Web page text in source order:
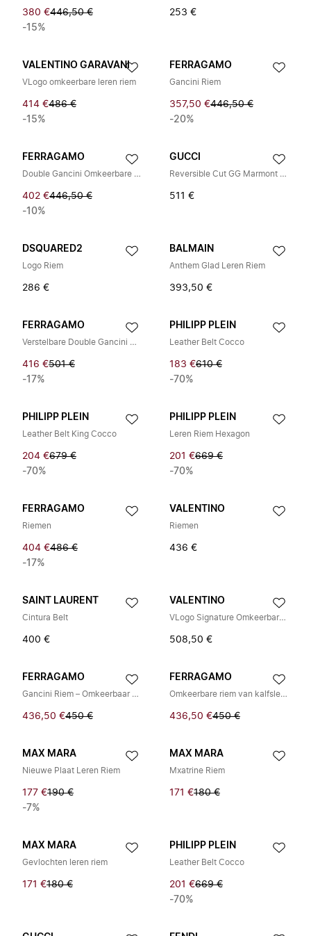
380 €446,50 €
-15%
253 €
VALENTINO GARAVANI
VLogo omkeerbare leren riem
414 €486 €
-15%
FERRAGAMO
Gancini Riem
357,50 €446,50 €
-20%
FERRAGAMO
Double Gancini Omkeerbare Leren Riem
402 €446,50 €
-10%
GUCCI
Reversible Cut GG Marmont Riem
511 €
DSQUARED2
Logo Riem
286 €
BALMAIN
Anthem Glad Leren Riem
393,50 €
FERRAGAMO
Verstelbare Double Gancini Riem
416 €501 €
-17%
PHILIPP PLEIN
Leather Belt Cocco
183 €610 €
-70%
PHILIPP PLEIN
Leather Belt King Cocco
204 €679 €
-70%
PHILIPP PLEIN
Leren Riem Hexagon
201 €669 €
-70%
FERRAGAMO
Riemen
404 €486 €
-17%
VALENTINO
Riemen
436 €
SAINT LAURENT
Cintura Belt
400 €
VALENTINO
VLogo Signature Omkeerbare Riem
508,50 €
FERRAGAMO
Gancini Riem – Omkeerbaar en Verstelbaar
436,50 €450 €
FERRAGAMO
Omkeerbare riem van kalfsleer met zilverkleurige gesp
436,50 €450 €
MAX MARA
Nieuwe Plaat Leren Riem
177 €190 €
-7%
MAX MARA
Mxatrine Riem
171 €180 €
MAX MARA
Gevlochten leren riem
171 €180 €
PHILIPP PLEIN
Leather Belt Cocco
201 €669 €
-70%